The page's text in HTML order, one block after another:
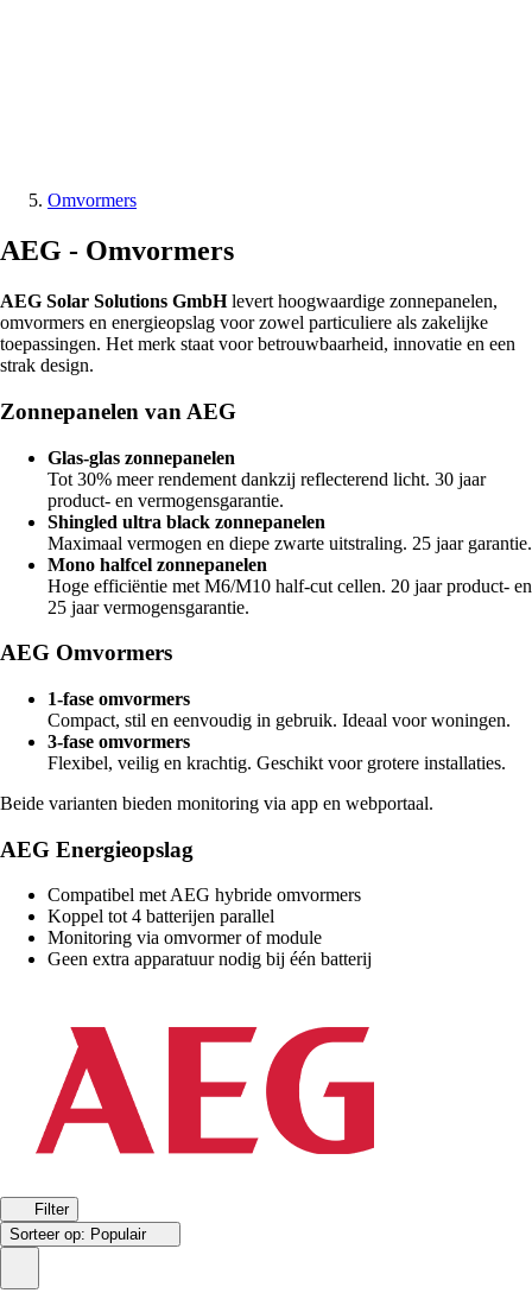
Omvormers
AEG - Omvormers
AEG Solar Solutions GmbHlevert hoogwaardige zonnepanelen,
omvormers en energieopslag voor zowel particuliere als zakelijke
toepassingen. Het merk staat voor betrouwbaarheid, innovatie en een
strak design.
Zonnepanelen van AEG
Glas-glas zonnepanelen
Tot 30% meer rendement dankzij reflecterend licht. 30 jaar
product- en vermogensgarantie.
Shingled ultra black zonnepanelen
Maximaal vermogen en diepe zwarte uitstraling. 25 jaar garantie.
Mono halfcel zonnepanelen
Hoge efficiëntie met M6/M10 half-cut cellen. 20 jaar product- en
25 jaar vermogensgarantie.
AEG Omvormers
1-fase omvormers
Compact, stil en eenvoudig in gebruik. Ideaal voor woningen.
3-fase omvormers
Flexibel, veilig en krachtig. Geschikt voor grotere installaties.
Beide varianten bieden monitoring via app en webportaal.
AEG Energieopslag
Compatibel met AEG hybride omvormers
Koppel tot 4 batterijen parallel
Monitoring via omvormer of module
Geen extra apparatuur nodig bij één batterij
Filter
Sorteer op: Populair